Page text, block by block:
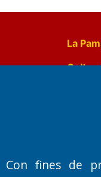
La
Con fines de